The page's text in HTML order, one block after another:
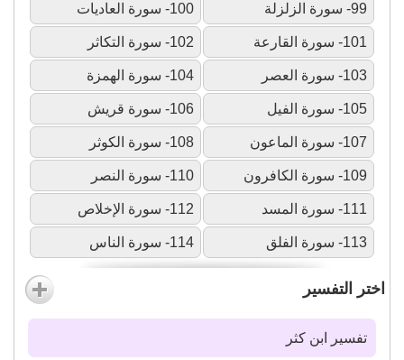
99- سورة الزلزلة 100- سورة العاديات
101- سورة القارعة 102- سورة التكاثر
103- سورة العصر 104- سورة الهمزة
105- سورة الفيل 106- سورة قريش
107- سورة الماعون 108- سورة الكوثر
109- سورة الكافرون 110- سورة النصر
111- سورة المسد 112- سورة الإخلاص
113- سورة الفلق 114- سورة الناس
اختر التفسير
تفسير ابن كثر